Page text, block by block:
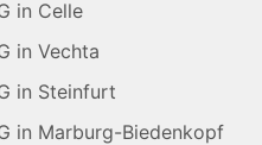
in Celle
in Vechta
in Steinfurt
in Marburg-Biedenkopf